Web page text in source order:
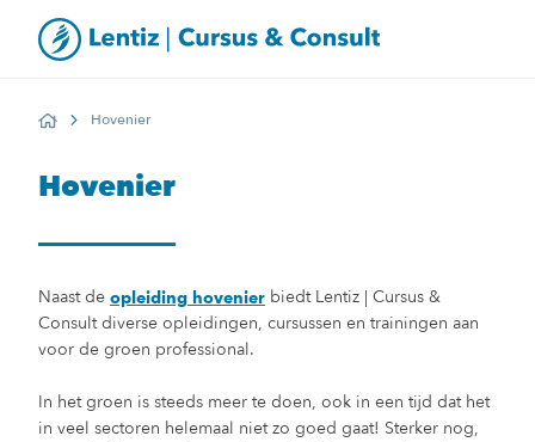
HomeHovenier
Hovenier
Naast de opleiding hovenier biedt Lentiz | Cursus &
Consult diverse opleidingen, cursussen en trainingen aan
voor de groen professional.
In het groen is steeds meer te doen, ook in een tijd dat het
in veel sectoren helemaal niet zo goed gaat! Sterker nog,